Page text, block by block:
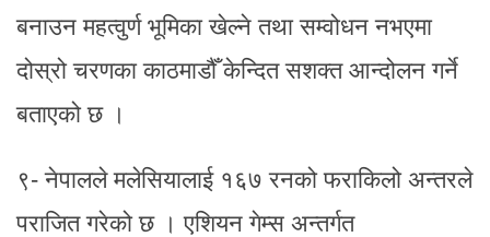
बनाउन महत्वुर्ण भूमिका खेल्ने तथा सम्वोधन नभएमा
दोस्रो चरणका काठमाडौँ केन्दित सशक्त आन्दोलन गर्ने
बताएको छ ।
९- नेपालले मलेसियालाई १६७ रनको फराकिलो अन्तरले
पराजित गरेको छ । एशियन गेम्स अन्तर्गत